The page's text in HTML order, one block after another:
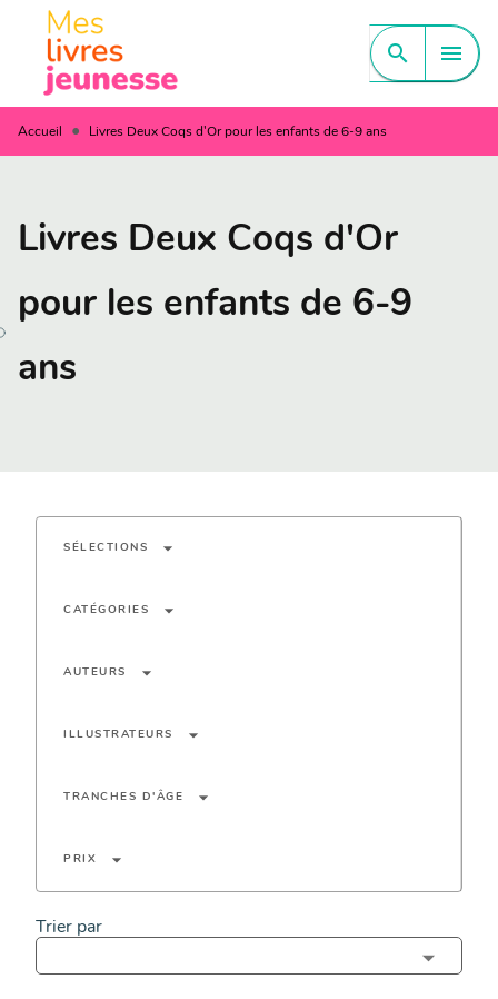
MENU CONTENU
PIED DE PAGE
search menu
Accueil • Livres Deux Coqs d'Or pour les enfants de 6-9 ans
Livres Deux Coqs d'Or
pour les enfants de 6-9
ans
SÉLECTIONS arrow_drop_down
CATÉGORIES arrow_drop_down
AUTEURS arrow_drop_down
ILLUSTRATEURS arrow_drop_down
TRANCHES D'ÂGE arrow_drop_down
PRIX arrow_drop_down
Trier par